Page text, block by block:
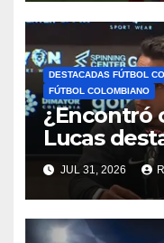
DESTACADAS FÚTBOL
FÚTBOL COLOMBIANO
¿Encontró
Lucas
Néider
JUL 31, 2026